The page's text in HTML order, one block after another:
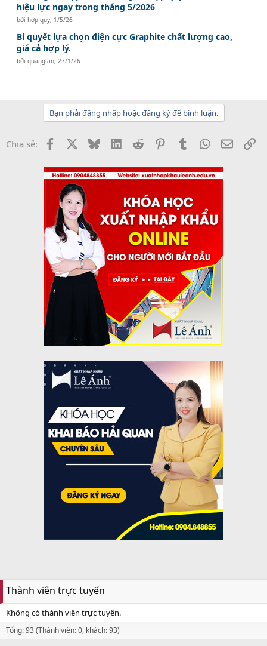
hiệu lực ngay trong tháng 5/2026
bởihơp quy, 1/5/26
Bí quyết lựa chọn điện cực Graphite chất lượng cao,
giá cả hợp lý.
bởiquanglan, 27/1/26
Bạn phải đăng nhập hoặc đăng ký để bình luận.
Chia sẻ: Facebook BlueskyLinkedInReddit PinterestTumblrWhatsApp
Email
Thành viên trực tuyến
Không có thành viên trực tuyến.
Tổng: 93 (Thành viên: 0, khách: 93)